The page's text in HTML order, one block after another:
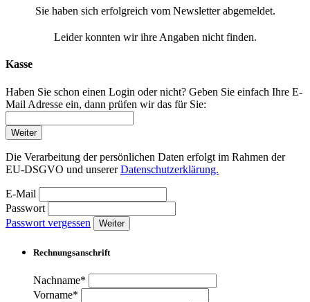
Sie haben sich erfolgreich vom Newsletter abgemeldet.
Leider konnten wir ihre Angaben nicht finden.
Kasse
Haben Sie schon einen Login oder nicht? Geben Sie einfach Ihre E-
Mail Adresse ein, dann prüfen wir das für Sie:
Weiter
Die Verarbeitung der persönlichen Daten erfolgt im Rahmen der
EU-DSGVO und unsererDatenschutzerklärung.
E-Mail
Passwort
Passwort vergessen
Weiter
Rechnungsanschrift
Nachname*
Vorname*